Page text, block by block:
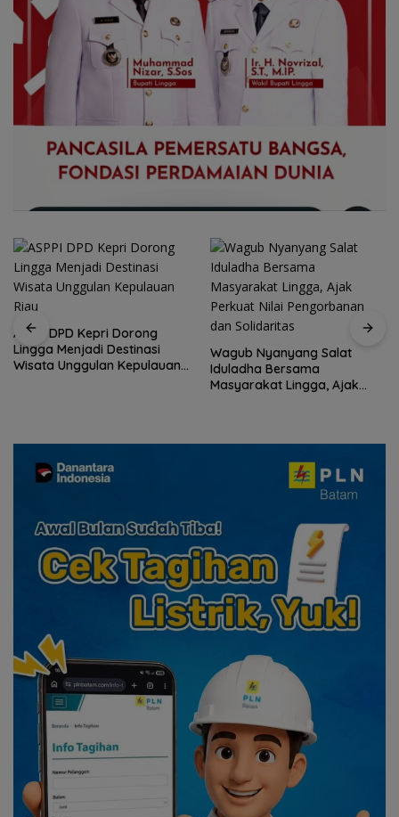
ASPPI DPD Kepri Dorong
Lingga Menjadi Destinasi
Wisata Unggulan Kepulauan
Wagub Nyanyang Salat
Iduladha Bersama
Masyarakat Lingga, Ajak